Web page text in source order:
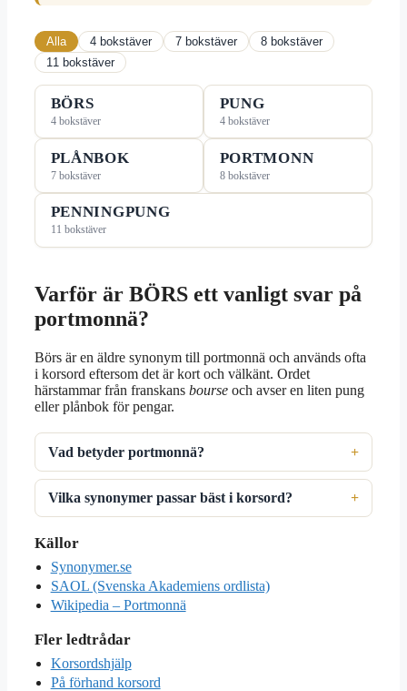
Alla 4 bokstäver 7 bokstäver
8 bokstäver
11 bokstäver
BÖRS
4 bokstäver
PUNG
4 bokstäver
PLÅNBOK
7 bokstäver
PORTMONN
8 bokstäver
PENNINGPUNG
11 bokstäver
Varför är BÖRS ett vanligt svar på
portmonnä?
Börs är en äldre synonym till portmonnä och används ofta
i korsord eftersom det är kort och välkänt. Ordet
härstammar från franskans bourse och avser en liten pung
eller plånbok för pengar.
Vad betyder portmonnä?
Vilka synonymer passar bäst i korsord?
Källor
Synonymer.se
SAOL (Svenska Akademiens ordlista)
Wikipedia – Portmonnä
Fler ledtrådar
Korsordshjälp
På förhand korsord